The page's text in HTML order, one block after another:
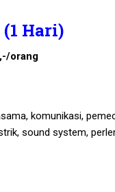
Hari)
orang
komunikasi,
sound system,